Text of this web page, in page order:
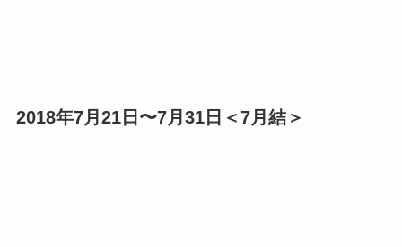
2018年7月21日〜7月31日＜7月結＞